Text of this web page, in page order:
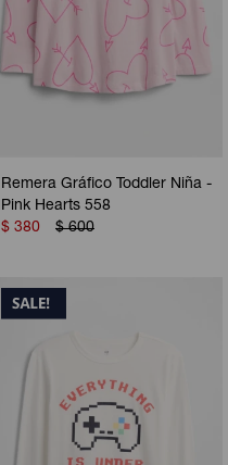
Remera Gráfico Toddler Niña -
Pink Hearts 558
$ 380 $ 600